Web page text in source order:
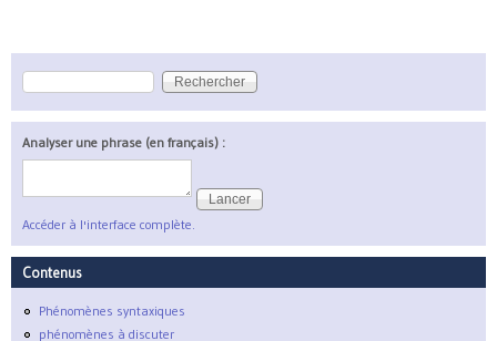
Formulaire de recherche
Rechercher
Analyser une phrase (en français) :
Accéder à l'interface complète.
Contenus
Phénomènes syntaxiques
phénomènes à discuter